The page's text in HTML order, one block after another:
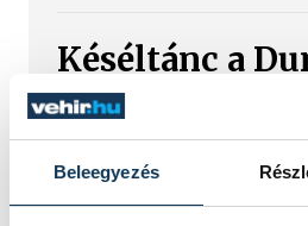
Beleegyezés
Késéltánc a
történik, ha
Mártha Imre, az MVM
vezérigazgatója ATV-
interjújában vázolta